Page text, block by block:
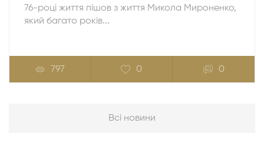
76-році життя пішов з життя Микола Мироненко,
який багато років...
797 0 0
Всі новини